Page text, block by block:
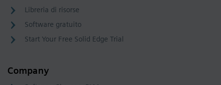
Libreria di risorse
Software gratuito
Start Your Free Solid Edge Trial
Company